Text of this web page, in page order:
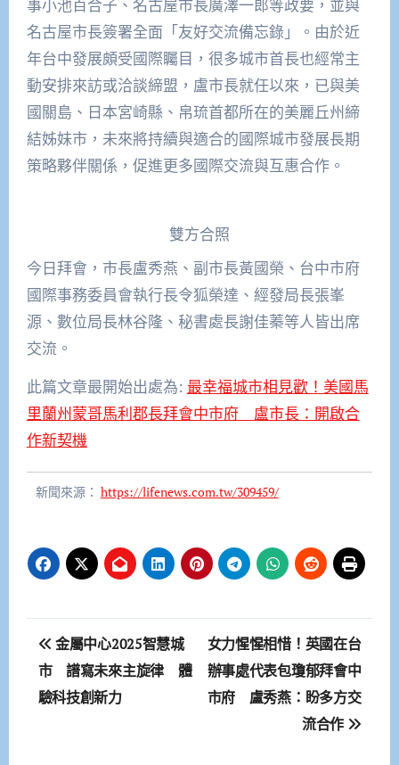
事小池百合子、名古屋市長廣澤一郎等政要，並與
名古屋市長簽署全面「友好交流備忘錄」。由於近
年台中發展頗受國際矚目，很多城市首長也經常主
動安排來訪或洽談締盟，盧市長就任以來，已與美
國關島、日本宮崎縣、帛琉首都所在的美麗丘州締
結姊妹市，未來將持續與適合的國際城市發展長期
策略夥伴關係，促進更多國際交流與互惠合作。
雙方合照
今日拜會，市長盧秀燕、副市長黃國榮、台中市府
國際事務委員會執行長令狐榮達、經發局長張峯
源、數位局長林谷隆、秘書處長謝佳蓁等人皆出席
交流。
此篇文章最開始出處為: 最幸福城市相見歡！美國馬
里蘭州蒙哥馬利郡長拜會中市府 盧市長：開啟合
作新契機
新聞來源： https://lifenews.com.tw/309459/
文
章
導
金屬中心2025智慧城
市 譜寫未來主旋律 體
驗科技創新力
女力惺惺相惜！英國在台
辦事處代表包瓊郁拜會中
市府 盧秀燕：盼多方交
流合作